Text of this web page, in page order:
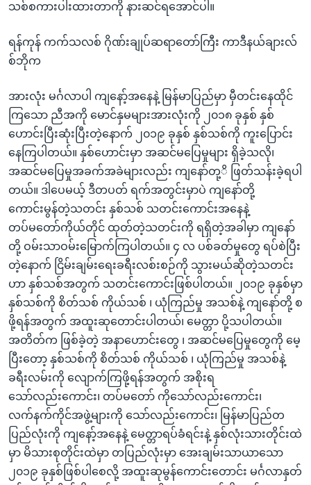
သစ်စကားပါးထားတာကို နားဆင်ရအောင်ပါ။
ရန်ကုန် ကက်သလစ် ဂိုဏ်းချုပ်ဆရာတော်ကြီး ကာဒီနယ်ချားလ်
စ်ဘိုက
အားလုံး မင်္ဂလာပါ ကျနော့်အနေနဲ့ မြန်မာပြည်မှာ မှီတင်းနေထိုင်
ကြသော ညီအကို မောင်နှမများအားလုံးကို ၂၀၁၈ ခုနှစ် နှစ်
ဟောင်းပြီးဆုံးပြီးတဲ့နောက် ၂၀၁၉ ခုနှစ် နှစ်သစ်ကို ကူးပြောင်း
နေကြပါတယ်။ နှစ်ဟောင်းမှာ အဆင်မပြေမှုများ ရှိခဲ့သလို၊
အဆင်မပြေမှုအခက်အခဲများလည်း ကျနော်တု့ိ ဖြတ်သန်းခဲ့ရပါ
တယ်။ ဒါပေမယ့် ဒီတပတ် ရက်အတွင်းမှာပဲ ကျနော်တို့
ကောင်းမွန်တဲ့သတင်း နှစ်သစ် သတင်းကောင်းအနေနဲ့
တပ်မတော်ကိုယ်တိုင် ထုတ်တဲ့သတင်းကို ရရှိတဲ့အခါမှာ ကျနော်
တို့ ဝမ်းသာဝမ်းမြောက်ကြပါတယ်။ ၄ လ ပစ်ခတ်မှုတွေ ရပ်စဲပြီး
တဲ့နောက် ငြိမ်းချမ်းရေးခရီးလစ်းစဉ်ကို သွားမယ်ဆိုတဲ့သတင်း
ဟာ နှစ်သစ်အတွက် သတင်းကောင်းဖြစ်ပါတယ်။ ၂၀၁၉ ခုနှစ်မှာ
နှစ်သစ်ကို စိတ်သစ် ကိုယ်သစ် ၊ ယုံကြည်မှု အသစ်နဲ့ ကျနော်တို့ စ
ဖို့ရန်အတွက် အထူးဆုတောင်းပါတယ်၊ မေတ္တာ ပို့သပါတယ်။
အတိတ်က ဖြစ်ခဲ့တဲ့ အနာဟောင်းတွေ ၊ အဆင်မပြေမှုတွေကို မေ့
ပြီးတော့ နှစ်သစ်ကို စိတ်သစ် ကိုယ်သစ် ၊ ယုံကြည်မှု အသစ်နဲ့
ခရီးလမ်းကို လျောက်ကြဖို့ရန်အတွက် အစိုးရ
သော်လည်းကောင်း၊ တပ်မတော် ကိုသော်လည်းကောင်း၊
လက်နက်ကိုင်အဖွဲ့များကို သော်လည်းကောင်း၊ မြန်မာပြည်တ
ပြည်လုံးကို ကျနော့်အနေနဲ့ မေတ္တာရပ်ခံရင်းနဲ့ နှစ်လုံးသားတိုင်းထဲ
မှာ မိသားစုတိုင်းထဲမှာ တပြည်လုံးမှာ အေးချမ်းသာယာသော
၂၀၁၉ ခုနှစ်ဖြစ်ပါစေလို့ အထူးဆုမွန်ကောင်းတောင်း မင်္ဂလာနှတ်